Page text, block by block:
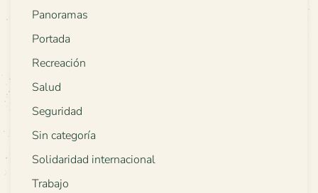
Panoramas
Portada
Recreación
Salud
Seguridad
Sin categoría
Solidaridad internacional
Trabajo